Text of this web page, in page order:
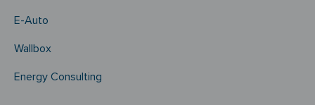
E-Auto
Wallbox
Energy Consulting